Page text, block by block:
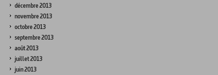
décembre 2013
novembre 2013
octobre 2013
septembre 2013
août 2013
juillet 2013
juin 2013